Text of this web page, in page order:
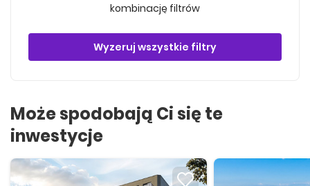
kombinację filtrów
Wyzeruj wszystkie filtry
Może spodobają Ci się te
inwestycje